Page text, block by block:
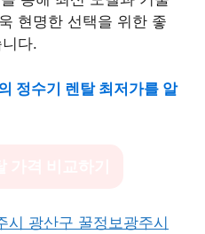
현명한 선택을 위한 좋
다.
정수기 렌탈 최저가를 알
시 광산구 꿀정보 광주시